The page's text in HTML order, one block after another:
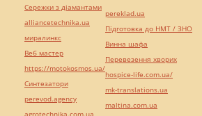
Сережки з діамантами
alliancetechnika.ua
миралинкс
Веб мастер
https://motokosmos.ua/
Синтезатори
perevod.agency
pereklad.ua
Підготовка до НМТ / ЗНО
Винна шафа
Перевезення хворих
hospice-life.com.ua/
mk-translations.ua
maltina.com.ua